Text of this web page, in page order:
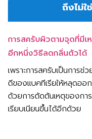
ถึงไม่
การสครับผิวตามจุดที่มีเ
อีกหนึ่งวิธีลดกลิ่นตัวได้
เพราะการสครับเป็นการช่
ดีของแบคทีเรียให้หลุดอ
ด้วยการตัดต้นเหตุของกา
เรียบเนียนขึ้นได้อีกด้วย